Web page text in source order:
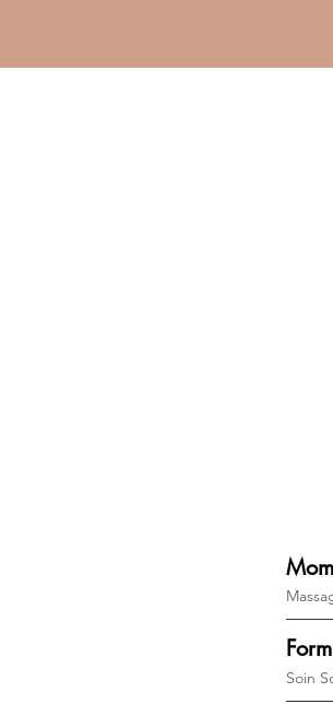
Soin